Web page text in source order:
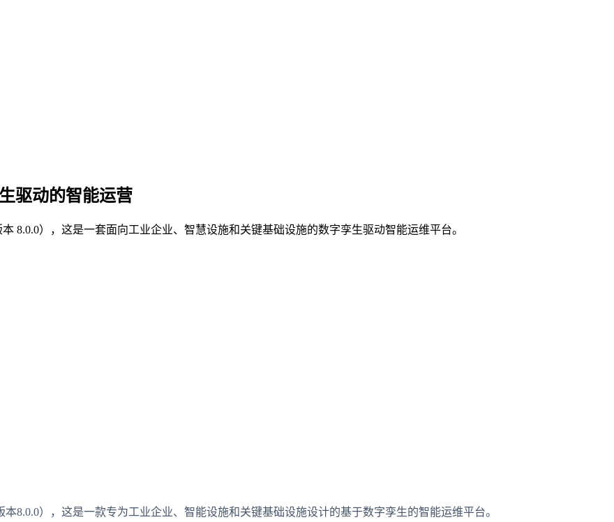
驱动的智能运营
本 8.0.0），这是一套面向工业企业、智慧设施和关键基础设施的数字孪生驱动智能运维平台。
本8.0.0），这是一款专为工业企业、智能设施和关键基础设施设计的基于数字孪生的智能运维平台。